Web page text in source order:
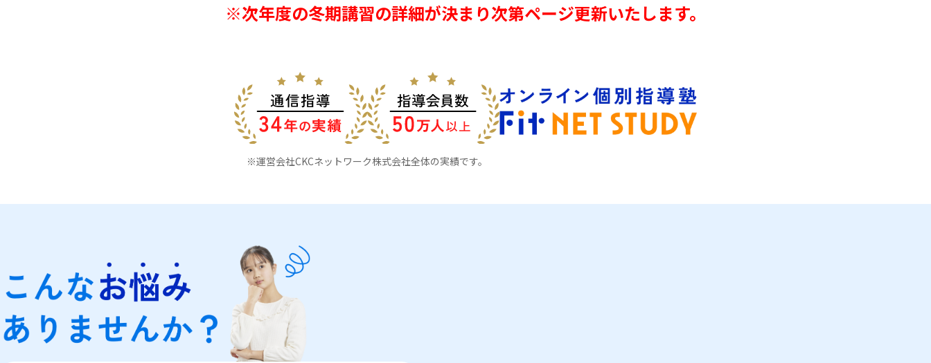
※次年度の冬期講習の詳細が決まり次第ページ更新いたします。
※運営会社CKCネットワーク株式会社全体の実績です。